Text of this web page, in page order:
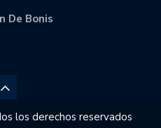
De Bonis
los derechos reservados